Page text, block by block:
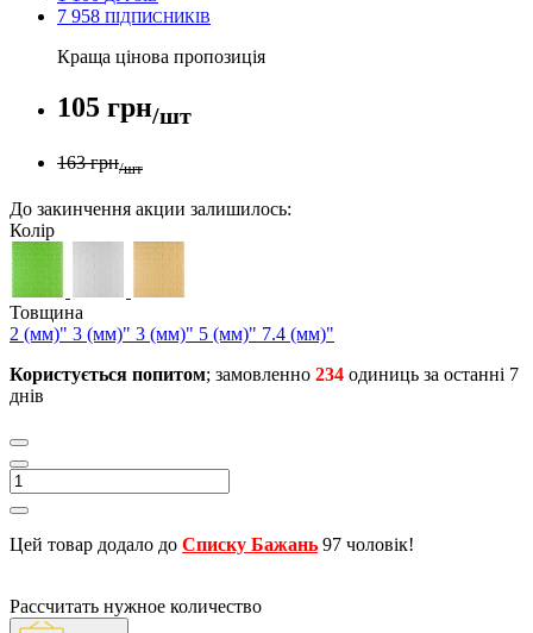
7 958 ПІДПИСНИКІВ
Краща цінова пропозиція
105 грн/шт
163 грн/шт
До закинчення акции залишилось:
Колір
Товщина
2 (мм)" 3 (мм)" 3 (мм)" 5 (мм)" 7.4 (мм)"
Користується попитом; замовленно 234 одиниць за останні 7
днів
Цей товар додало до Списку Бажань 97 чоловік!
Рассчитать нужное количество